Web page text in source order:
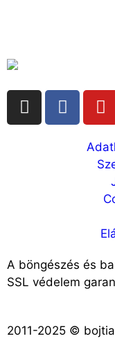
A böngészés és
SSL védelem
2011-2025 ©